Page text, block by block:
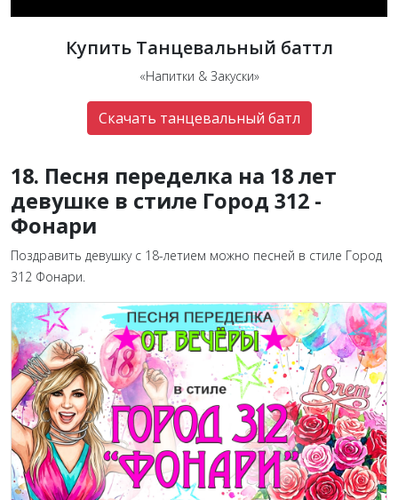
Купить Танцевальный баттл
«Напитки & Закуски»
Скачать танцевальный батл
18. Песня переделка на 18 лет
девушке в стиле Город 312 -
Фонари
Поздравить девушку с 18-летием можно песней в стиле Город
312 Фонари.